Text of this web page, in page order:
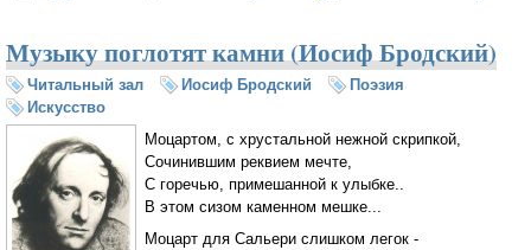
Музыку поглотят камни (Иосиф Бродский)
Читальный зал Иосиф Бродский
Поэзия
Искусство
Моцартом, c хрустальной нежной скрипкой,
Cочинившим реквием мечте,
С горечью, примешанной к улыбке..
В этом сизом каменном мешке...
Моцарт для Сальери слишком легок -